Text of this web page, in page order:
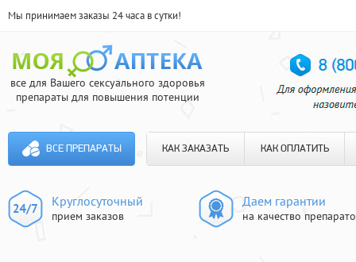
Мы принимаем заказы 24 часа в сутки!
все для Вашего сексуального здоровья
препараты для повышения потенции
ВСЕ ПРЕПАРАТЫ КАК ЗАКАЗАТЬ КАК ОПЛАТИТЬ
Круглосуточный
прием заказов
Даем гарантии
на качество